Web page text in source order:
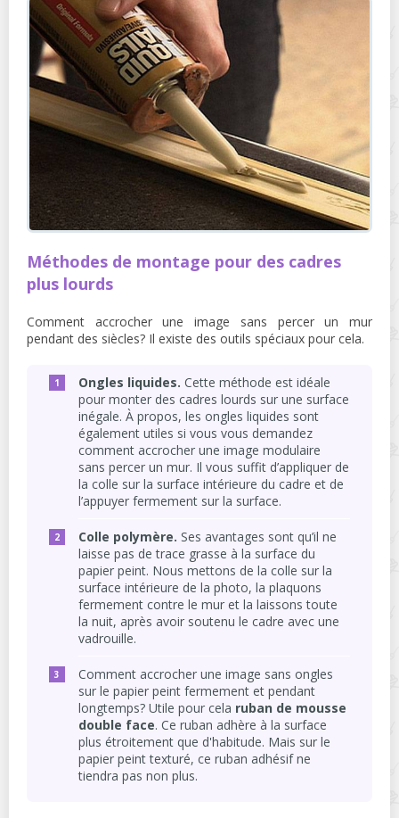
Méthodes de montage pour des cadres
plus lourds
Comment accrocher une image sans percer un mur
pendant des siècles? Il existe des outils spéciaux pour cela.
Ongles liquides. Cette méthode est idéale
pour monter des cadres lourds sur une surface
inégale. À propos, les ongles liquides sont
également utiles si vous vous demandez
comment accrocher une image modulaire
sans percer un mur. Il vous suffit d’appliquer de
la colle sur la surface intérieure du cadre et de
l’appuyer fermement sur la surface.
Colle polymère. Ses avantages sont qu’il ne
laisse pas de trace grasse à la surface du
papier peint. Nous mettons de la colle sur la
surface intérieure de la photo, la plaquons
fermement contre le mur et la laissons toute
la nuit, après avoir soutenu le cadre avec une
vadrouille.
Comment accrocher une image sans ongles
sur le papier peint fermement et pendant
longtemps? Utile pour cela ruban de mousse
double face. Ce ruban adhère à la surface
plus étroitement que d'habitude. Mais sur le
papier peint texturé, ce ruban adhésif ne
tiendra pas non plus.